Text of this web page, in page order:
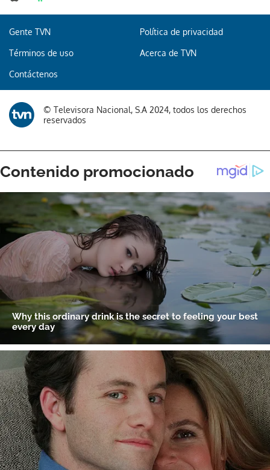
Gente TVN Política de privacidad
Términos de uso Acerca de TVN
Contáctenos
© Televisora Nacional, S.A 2024, todos los derechos
reservados